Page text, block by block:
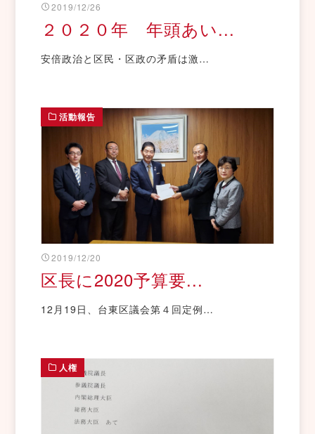
2019/12/26
２０２０年 年頭あい...
安倍政治と区民・区政の矛盾は激…
活動報告
2019/12/20
区長に2020予算要...
12月19日、台東区議会第４回定例…
人権